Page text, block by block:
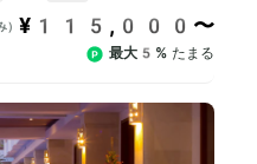
¥115,000〜
最大5% たまる